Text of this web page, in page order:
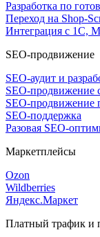
Разработка по
Переход на Shop-
Интеграция с 1С,
SEO-продвижение
SEO-аудит и
SEO-продвижение
SEO-продвижение
SEO-поддержка
Разовая SEO-
Маркетплейсы
Ozon
Wildberries
Яндекс.Маркет
Платный трафик и